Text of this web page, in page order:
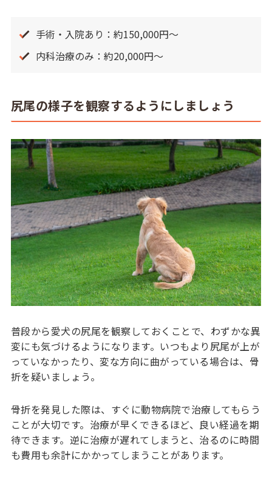
手術・入院あり：約150,000円〜
内科治療のみ：約20,000円～
尻尾の様子を観察するようにしましょう
普段から愛犬の尻尾を観察しておくことで、わずかな異
変にも気づけるようになります。いつもより尻尾が上が
っていなかったり、変な方向に曲がっている場合は、骨
折を疑いましょう。
骨折を発見した際は、すぐに動物病院で治療してもらう
ことが大切です。治療が早くできるほど、良い経過を期
待できます。逆に治療が遅れてしまうと、治るのに時間
も費用も余計にかかってしまうことがあります。